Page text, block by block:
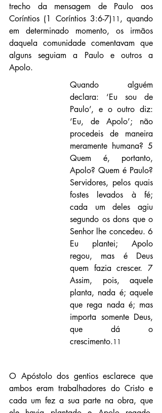
trecho da mensagem de Paulo aos
Coríntios (1 Coríntios 3:6-7) 11 , quando
em determinado momento, os irmãos
daquela comunidade comentavam que
alguns seguiam a Paulo e outros a
Apolo.
Quando alguém
declara: ‘Eu sou de
Paulo’, e o outro diz:
‘Eu, de Apolo’; não
procedeis de maneira
meramente humana? 5
Quem é, portanto,
Apolo? Quem é Paulo?
Servidores, pelos quais
fostes levados à fé;
cada um deles agiu
segundo os dons que o
Senhor lhe concedeu. 6
Eu plantei; Apolo
regou, mas é Deus
quem fazia crescer. 7
Assim, pois, aquele
planta, nada é; aquele
que rega nada é; mas
importa somente Deus,
que dá o
crescimento.11
O Apóstolo dos gentios esclarece que
ambos eram trabalhadores do Cristo e
cada um fez a sua parte na obra, que